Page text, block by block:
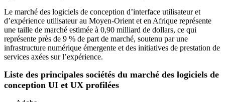
Le marché des logiciels de conception d’interface utilisateur et
d’expérience utilisateur au Moyen-Orient et en Afrique représente
une taille de marché estimée à 0,90 milliard de dollars, ce qui
représente près de 9 % de part de marché, soutenu par une
infrastructure numérique émergente et des initiatives de prestation de
services axées sur l’expérience.
Liste des principales sociétés du marché des logiciels de
conception UI et UX profilées